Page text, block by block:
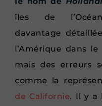
îles de
davantage
l’Amérique dans
mais des erreurs
comme la
de Californie. Il y a